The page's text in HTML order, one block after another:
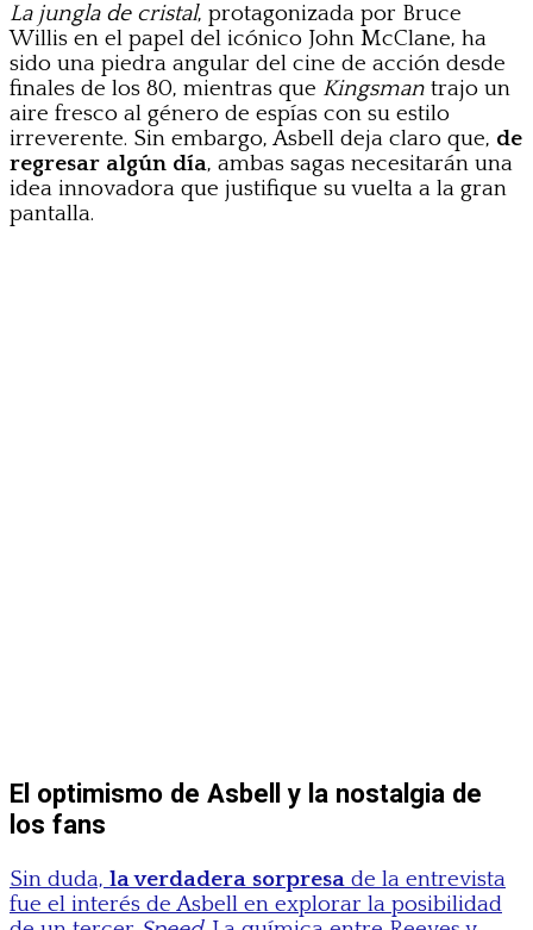
La jungla de cristal, protagonizada por Bruce
Willis en el papel del icónico John McClane, ha
sido una piedra angular del cine de acción desde
finales de los 80, mientras que Kingsman trajo un
aire fresco al género de espías con su estilo
irreverente. Sin embargo, Asbell deja claro que, de
regresar algún día, ambas sagas necesitarán una
idea innovadora que justifique su vuelta a la gran
pantalla.
El optimismo de Asbell y la nostalgia de
los fans
Sin duda, la verdadera sorpresa de la entrevista
fue el interés de Asbell en explorar la posibilidad